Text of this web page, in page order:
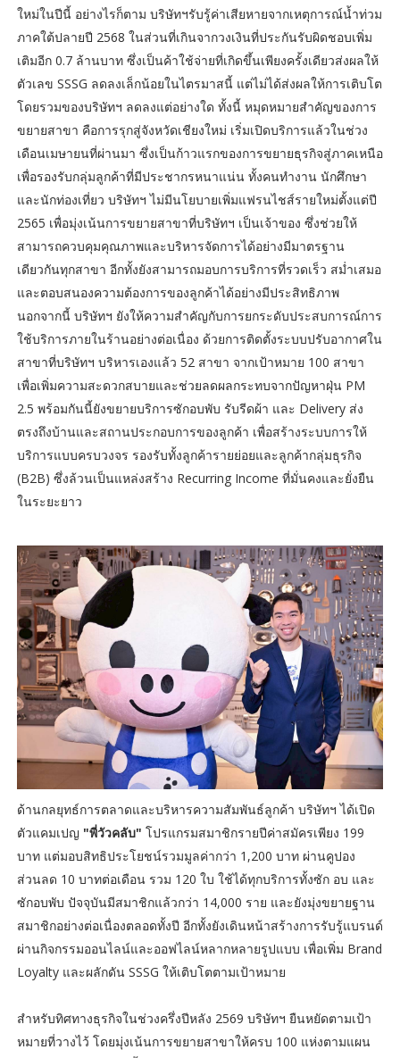
ใหม่ในปีนี้ อย่างไรก็ตาม บริษัทฯรับรู้ค่าเสียหายจากเหตุการณ์น้ำท่วม
ภาคใต้ปลายปี 2568 ในส่วนที่เกินจากวงเงินที่ประกันรับผิดชอบเพิ่ม
เติมอีก 0.7 ล้านบาท ซึ่งเป็นค้าใช้จ่ายที่เกิดขึ้นเพียงครั้งเดียวส่งผลให้
ตัวเลข SSSG ลดลงเล็กน้อยในไตรมาสนี้ แต่ไม่ได้ส่งผลให้การเติบโต
โดยรวมของบริษัทฯ ลดลงแต่อย่างใด ทั้งนี้ หมุดหมายสำคัญของการ
ขยายสาขา คือการรุกสู่จังหวัดเชียงใหม่ เริ่มเปิดบริการแล้วในช่วง
เดือนเมษายนที่ผ่านมา ซึ่งเป็นก้าวแรกของการขยายธุรกิจสู่ภาคเหนือ
เพื่อรองรับกลุ่มลูกค้าที่มีประชากรหนาแน่น ทั้งคนทำงาน นักศึกษา
และนักท่องเที่ยว บริษัทฯ ไม่มีนโยบายเพิ่มแฟรนไชส์รายใหม่ตั้งแต่ปี
2565 เพื่อมุ่งเน้นการขยายสาขาที่บริษัทฯ เป็นเจ้าของ ซึ่งช่วยให้
สามารถควบคุมคุณภาพและบริหารจัดการได้อย่างมีมาตรฐาน
เดียวกันทุกสาขา อีกทั้งยังสามารถมอบการบริการที่รวดเร็ว สม่ำเสมอ
และตอบสนองความต้องการของลูกค้าได้อย่างมีประสิทธิภาพ
นอกจากนี้ บริษัทฯ ยังให้ความสำคัญกับการยกระดับประสบการณ์การ
ใช้บริการภายในร้านอย่างต่อเนื่อง ด้วยการติดตั้งระบบปรับอากาศใน
สาขาที่บริษัทฯ บริหารเองแล้ว 52 สาขา จากเป้าหมาย 100 สาขา
เพื่อเพิ่มความสะดวกสบายและช่วยลดผลกระทบจากปัญหาฝุ่น PM
2.5 พร้อมกันนี้ยังขยายบริการซักอบพับ รับรีดผ้า และ Delivery ส่ง
ตรงถึงบ้านและสถานประกอบการของลูกค้า เพื่อสร้างระบบการให้
บริการแบบครบวงจร รองรับทั้งลูกค้ารายย่อยและลูกค้ากลุ่มธุรกิจ
(B2B) ซึ่งล้วนเป็นแหล่งสร้าง Recurring Income ที่มั่นคงและยั่งยืน
ในระยะยาว
ด้านกลยุทธ์การตลาดและบริหารความสัมพันธ์ลูกค้า บริษัทฯ ได้เปิด
ตัวแคมเปญ "พี่วัวคลับ" โปรแกรมสมาชิกรายปีค่าสมัครเพียง 199
บาท แต่มอบสิทธิประโยชน์รวมมูลค่ากว่า 1,200 บาท ผ่านคูปอง
ส่วนลด 10 บาทต่อเดือน รวม 120 ใบ ใช้ได้ทุกบริการทั้งซัก อบ และ
ซักอบพับ ปัจจุบันมีสมาชิกแล้วกว่า 14,000 ราย และยังมุ่งขยายฐาน
สมาชิกอย่างต่อเนื่องตลอดทั้งปี อีกทั้งยังเดินหน้าสร้างการรับรู้แบรนด์
ผ่านกิจกรรมออนไลน์และออฟไลน์หลากหลายรูปแบบ เพื่อเพิ่ม Brand
Loyalty และผลักดัน SSSG ให้เติบโตตามเป้าหมาย
สำหรับทิศทางธุรกิจในช่วงครึ่งปีหลัง 2569 บริษัทฯ ยืนหยัดตามเป้า
หมายที่วางไว้ โดยมุ่งเน้นการขยายสาขาให้ครบ 100 แห่งตามแผน